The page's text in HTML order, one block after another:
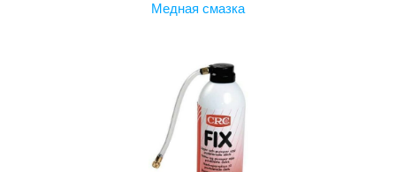
Медная смазка